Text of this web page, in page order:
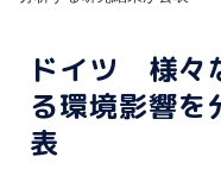
ドイツ 様々
る環境影響を
表